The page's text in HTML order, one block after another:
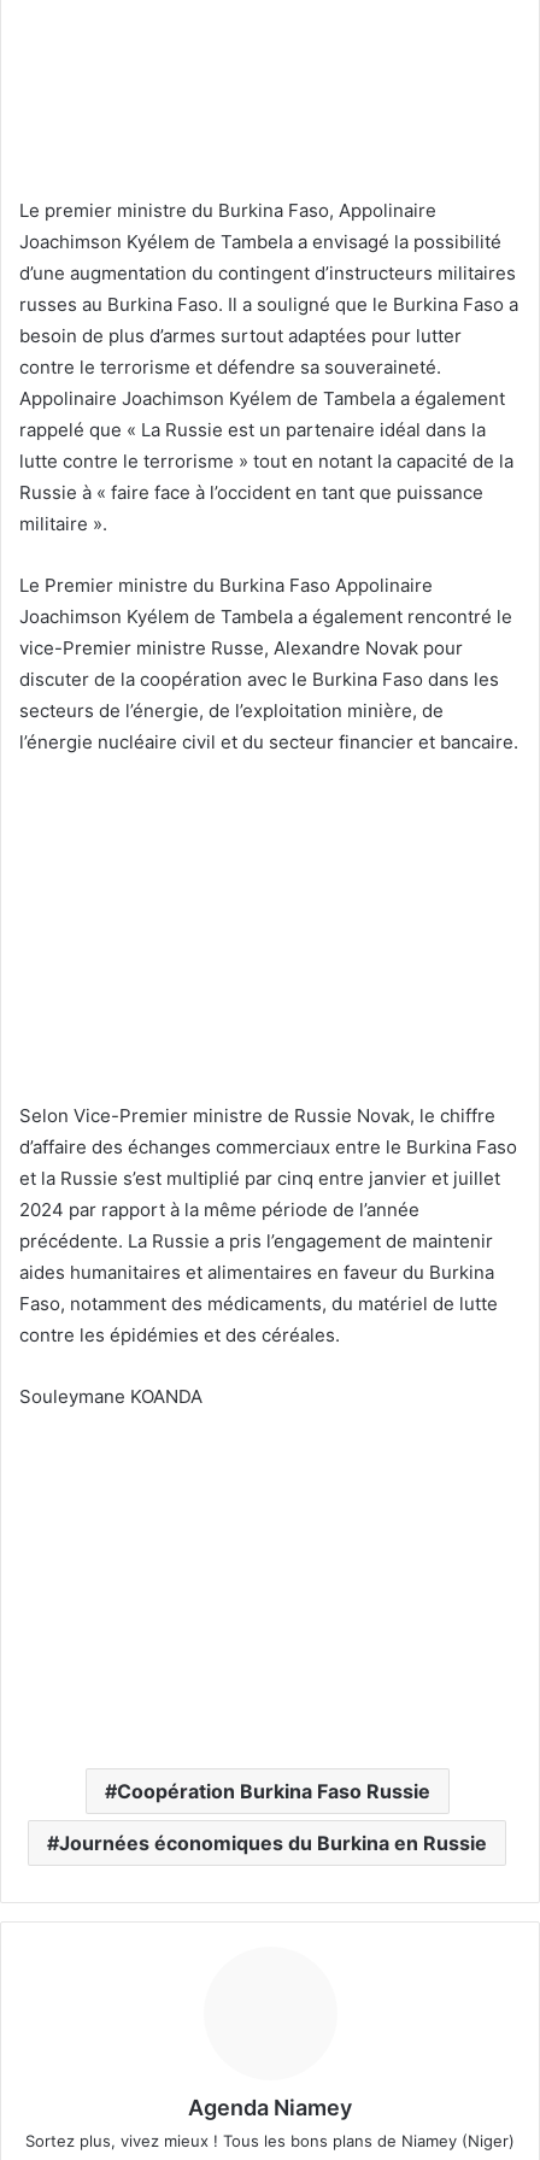
Le premier ministre du Burkina Faso, Appolinaire
Joachimson Kyélem de Tambela a envisagé la possibilité
d’une augmentation du contingent d’instructeurs militaires
russes au Burkina Faso. Il a souligné que le Burkina Faso a
besoin de plus d’armes surtout adaptées pour lutter
contre le terrorisme et défendre sa souveraineté.
Appolinaire Joachimson Kyélem de Tambela a également
rappelé que « La Russie est un partenaire idéal dans la
lutte contre le terrorisme » tout en notant la capacité de la
Russie à « faire face à l’occident en tant que puissance
militaire ».
Le Premier ministre du Burkina Faso Appolinaire
Joachimson Kyélem de Tambela a également rencontré le
vice-Premier ministre Russe, Alexandre Novak pour
discuter de la coopération avec le Burkina Faso dans les
secteurs de l’énergie, de l’exploitation minière, de
l’énergie nucléaire civil et du secteur financier et bancaire.
Selon Vice-Premier ministre de Russie Novak, le chiffre
d’affaire des échanges commerciaux entre le Burkina Faso
et la Russie s’est multiplié par cinq entre janvier et juillet
2024 par rapport à la même période de l’année
précédente. La Russie a pris l’engagement de maintenir
aides humanitaires et alimentaires en faveur du Burkina
Faso, notamment des médicaments, du matériel de lutte
contre les épidémies et des céréales.
Souleymane KOANDA
Coopération Burkina Faso Russie
Journées économiques du Burkina en Russie
Agenda Niamey
Sortez plus, vivez mieux ! Tous les bons plans de Niamey (Niger)